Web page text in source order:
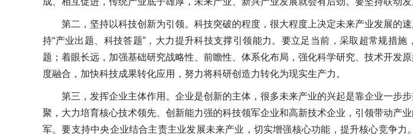
第二，坚持以科技创新为引领。科技突破的程度，很大程度上决定未来产业发展的
持“产业出题、科技答题”，大力提升科技支撑引领能力。要立足当前，采取超常规措
题；着眼长远，加强基础研究战略性、前瞻性、体系化布局，强化科学研究、技术开发
度融合，加快科技成果转化应用，努力将科研创造力转化为现实生产力。
第三，发挥企业主体作用。企业是创新的主体，很多未来产业的兴起是靠企业一步
聚，大力培育核心技术领先、创新能力强的科技领军企业和高新技术企业，引领带动产
军。要支持中央企业结合主责主业发展未来产业，切实增强核心功能，提升核心竞争